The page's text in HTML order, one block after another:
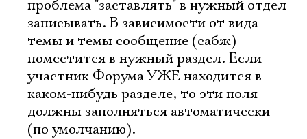
проблема "заставлять" в нужный отдел
записывать. В зависимости от вида
темы и темы сообщение (сабж)
поместится в нужный раздел. Если
участник Форума УЖЕ находится в
каком-нибудь разделе, то эти поля
должны заполняться автоматически
(по умолчанию).